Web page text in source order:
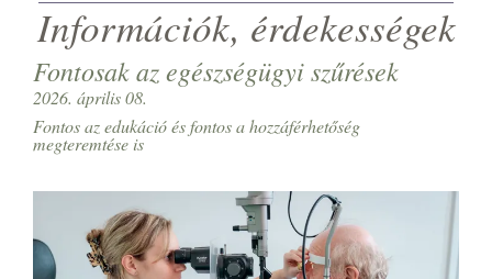
Információk, érdekességek
Fontosak az egészségügyi szűrések
2026. április 08.
Fontos az edukáció és fontos a hozzáférhetőség
megteremtése is